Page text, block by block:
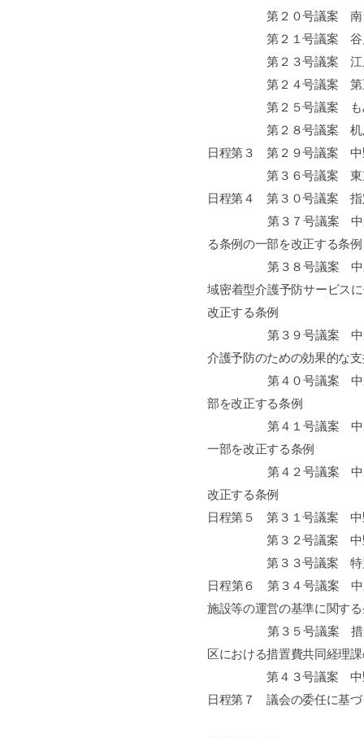
第２０号議案 南台小学
第２１号議案 谷戸小学
第２３号議案 江原小
第２４号議案 第五中
第２５号議案 もみじ山
第２８号議案 机及び
日程第３ 第２９号議案 中
第３６号議案 東京都後
日程第４ 第３０号議案 指
第３７号議案 中野区指
る条例の一部を改正する条例
第３８号議案 中野区指
域密着型介護予防サービス
改正する条例
第３９号議案 中野区指
介護予防のための効果的な
第４０号議案 中野区指
部を改正する条例
第４１号議案 中野区指
一部を改正する条例
第４２号議案 中野区指
改正する条例
日程第５ 第３１号議案 中
第３２号議案 中野区
第３３号議案 特別区
日程第６ 第３４号議案 中
施設等の運営の基準に関す
第３５号議案 措置費共
区における措置費共同経理
第４３号議案 中野区児
日程第７ 議会の委任に基